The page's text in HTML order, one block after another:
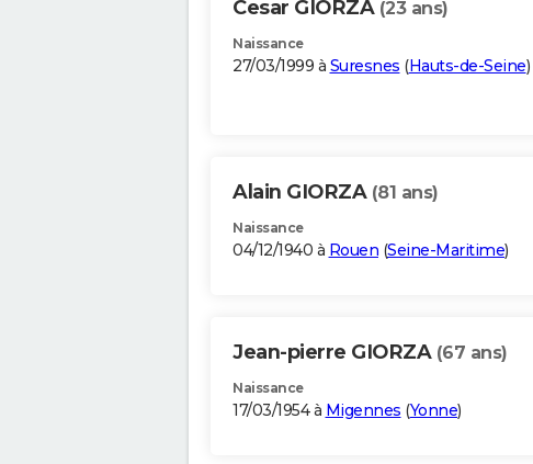
Cesar GIORZA (23 ans)
Naissance
27/03/1999 à Suresnes (Hauts-de-Seine)
Alain GIORZA (81 ans)
Naissance
04/12/1940 à Rouen (Seine-Maritime)
Jean-pierre GIORZA (67 ans)
Naissance
17/03/1954 à Migennes (Yonne)